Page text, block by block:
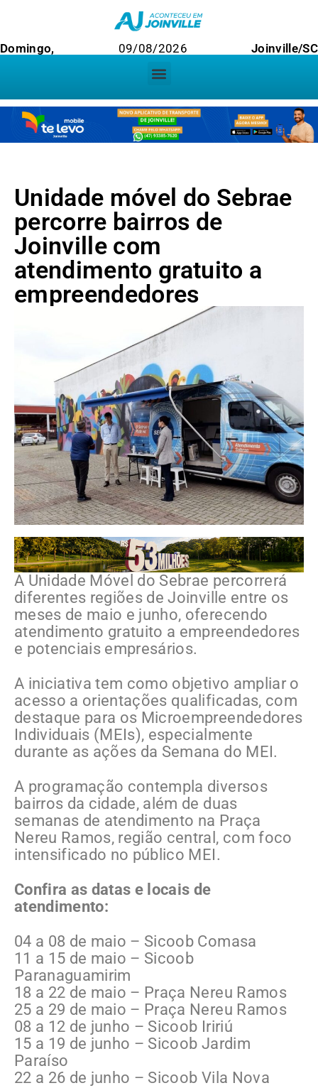
Domingo, 09/08/2026 Joinville/SC
Unidade móvel do Sebrae
percorre bairros de
Joinville com
atendimento gratuito a
empreendedores
A Unidade Móvel do Sebrae percorrerá
diferentes regiões de Joinville entre os
meses de maio e junho, oferecendo
atendimento gratuito a empreendedores
e potenciais empresários.
A iniciativa tem como objetivo ampliar o
acesso a orientações qualificadas, com
destaque para os Microempreendedores
Individuais (MEIs), especialmente
durante as ações da Semana do MEI.
A programação contempla diversos
bairros da cidade, além de duas
semanas de atendimento na Praça
Nereu Ramos, região central, com foco
intensificado no público MEI.
Confira as datas e locais de
atendimento:
04 a 08 de maio – Sicoob Comasa
11 a 15 de maio – Sicoob
Paranaguamirim
18 a 22 de maio – Praça Nereu Ramos
25 a 29 de maio – Praça Nereu Ramos
08 a 12 de junho – Sicoob Iririú
15 a 19 de junho – Sicoob Jardim
Paraíso
22 a 26 de junho – Sicoob Vila Nova